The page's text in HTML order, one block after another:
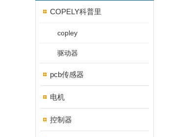
COPELY科普里
copley
驱动器
pcb传感器
电机
控制器